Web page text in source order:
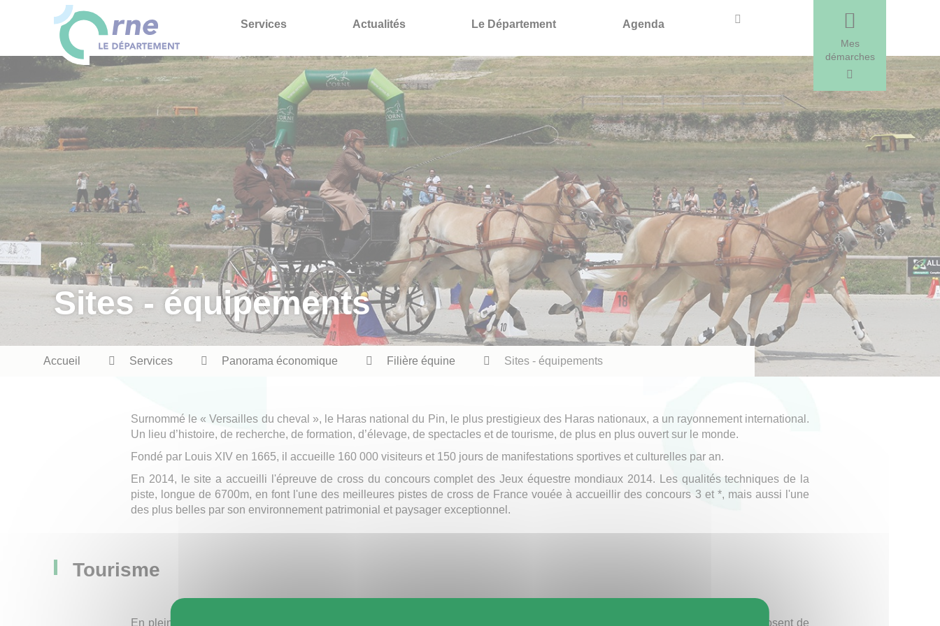
Services Actualités Le Département Agenda
Recherche
Mes
démarches
Sites - équipements
Fil
Accueil Services Panorama économique Filière équine Sites - équipements
Surnommé le « Versailles du cheval », le Haras national du Pin, le plus prestigieux des Haras nationaux, a un rayonnement international.
Un lieu d’histoire, de recherche, de formation, d’élevage, de spectacles et de tourisme, de plus en plus ouvert sur le monde.
Fondé par Louis XIV en 1665, il accueille 160 000 visiteurs et 150 jours de manifestations sportives et culturelles par an.
En 2014, le site a accueilli l'épreuve de cross du concours complet des Jeux équestre mondiaux 2014. Les qualités techniques de la
piste, longue de 6700m, en font l'une des meilleures pistes de cross de France vouée à accueillir des concours 3 et *, mais aussi l'une
des plus belles par son environnement patrimonial et paysager exceptionnel.
Tourisme
En plein développement, le tourisme au Haras national du Pin en fait le lieu le plus visité dans l’Orne. Ses visites guidées proposent de